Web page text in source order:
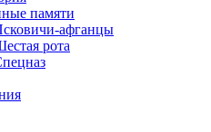
памяти
афганцы
рота